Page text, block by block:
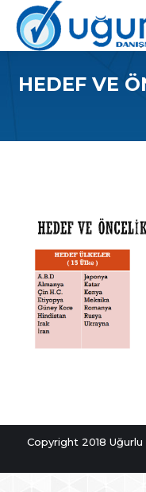
HEDEF VE
Copyright 2018 Uğurlu